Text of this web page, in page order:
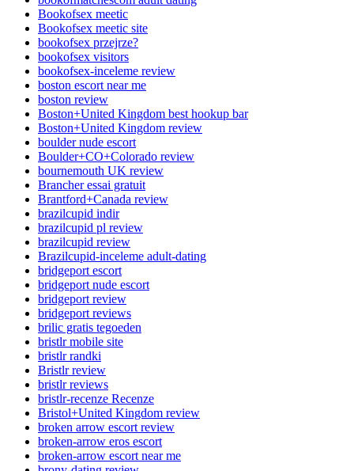
Bookofsex meetic
Bookofsex meetic site
bookofsex przejrze?
bookofsex visitors
bookofsex-inceleme review
boston escort near me
boston review
Boston+United Kingdom best hookup bar
Boston+United Kingdom review
boulder nude escort
Boulder+CO+Colorado review
bournemouth UK review
Brancher essai gratuit
Brantford+Canada review
brazilcupid indir
brazilcupid pl review
brazilcupid review
Brazilcupid-inceleme adult-dating
bridgeport escort
bridgeport nude escort
bridgeport review
bridgeport reviews
brilic gratis tegoeden
bristlr mobile site
bristlr randki
Bristlr review
bristlr reviews
bristlr-recenze Recenze
Bristol+United Kingdom review
broken arrow escort review
broken-arrow eros escort
broken-arrow escort near me